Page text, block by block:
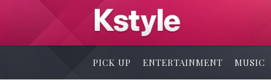
PICK UP ENTERTAINMENT MUSIC